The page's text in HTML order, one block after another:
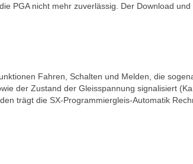
PGA nicht mehr zuverlässig. Der Download
Fahren, Schalten und Melden, die
der Zustand der Gleisspannung signalisiert
trägt die SX-Programmiergleis-Automatik